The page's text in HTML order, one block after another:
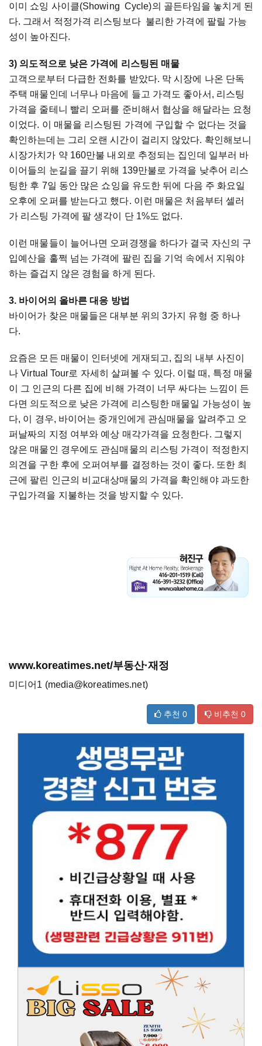
이미 쇼잉 사이클(Showing Cycle)의 골든타임을 놓치게 된
다. 그래서 적정가격 리스팅보다 불리한 가격에 팔릴 가능
성이 높아진다.
3) 의도적으로 낮은 가격에 리스팅된 매물
고객으로부터 다급한 전화를 받았다. 막 시장에 나온 단독
주택 매물인데 너무나 마음에 들고 가격도 좋아서, 리스팅
가격을 줄테니 빨리 오퍼를 준비해서 협상을 해달라는 요청
이었다. 이 매물을 리스팅된 가격에 구입할 수 없다는 것을
확인하는데는 그리 오랜 시간이 걸리지 않았다. 확인해보니
시장가치가 약 160만불 내외로 추정되는 집인데 일부러 바
이어들의 눈길을 끌기 위해 139만불로 가격을 낮추어 리스
팅한 후 7일 동안 많은 쇼잉을 유도한 뒤에 다음 주 화요일
오후에 오퍼를 받는다고 했다. 이런 매물은 처음부터 셀러
가 리스팅 가격에 팔 생각이 단 1%도 없다.
이런 매물들이 늘어나면 오퍼경쟁을 하다가 결국 자신의 구
입예산을 훌쩍 넘는 가격에 팔린 집을 기억 속에서 지워야
하는 즐겁지 않은 경험을 하게 된다.
3. 바이어의 올바른 대응 방법
바이어가 찾은 매물들은 대부분 위의 3가지 유형 중 하나
다.
요즘은 모든 매물이 인터넷에 게재되고, 집의 내부 사진이
나 Virtual Tour로 자세히 살펴볼 수 있다. 이럴 때, 특정 매물
이 그 인근의 다른 집에 비해 가격이 너무 싸다는 느낌이 든
다면 의도적으로 낮은 가격에 리스팅한 매물일 가능성이 높
다, 이 경우, 바이어는 중개인에게 관심매물을 알려주고 오
퍼날짜의 지정 여부와 예상 매각가격을 요청한다. 그렇지
않은 매물인 경우에도 관심매물의 리스팅 가격이 적정한지
의견을 구한 후에 오퍼여부를 결정하는 것이 좋다. 또한 최
근에 팔린 인근의 비교대상매물의 가격을 확인해야 과도한
구입가격을 지불하는 것을 방지할 수 있다.
www.koreatimes.net/부동산·재정
미디어1 (media@koreatimes.net)
추천 0 비추천 0